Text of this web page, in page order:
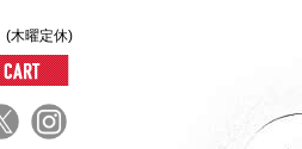
(木曜定休)